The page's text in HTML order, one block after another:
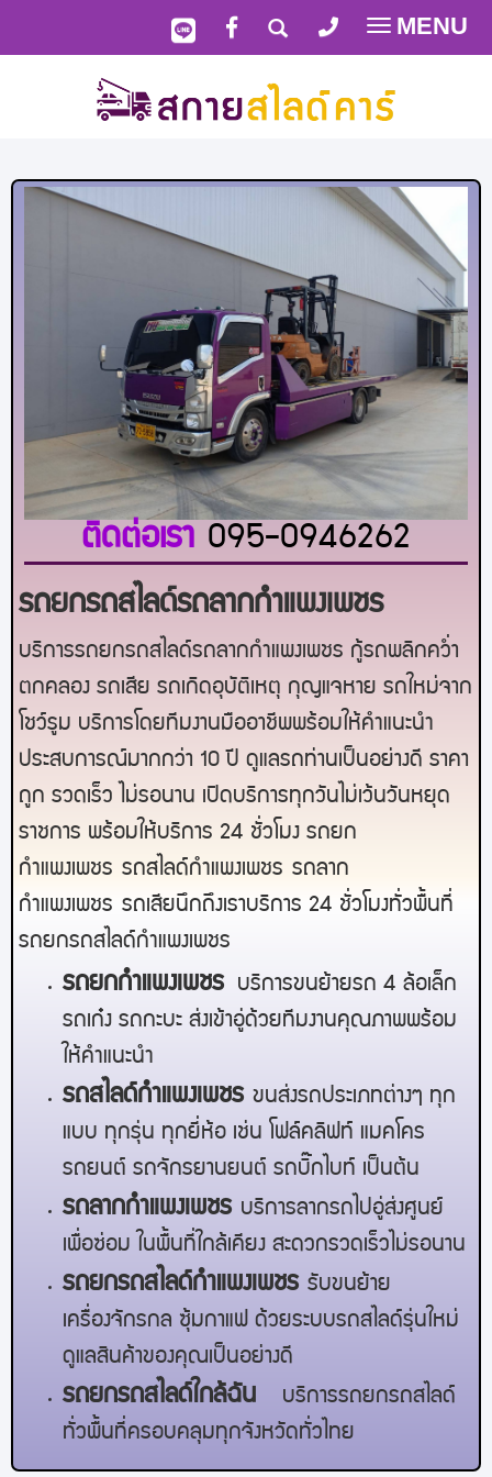
Toggle
MENU
ติดต่อเรา 095-0946262
รถยกรถสไลด์รถลากกำแพงเพชร
บริการรถยกรถสไลด์รถลากกำแพงเพชร กู้รถพลิกคว่ำ
ตกคลอง รถเสีย รถเกิดอุบัติเหตุ กุญแจหาย รถใหม่จาก
โชว์รูม บริการโดยทีมงานมืออาชีพพร้อมให้คำแนะนำ
ประสบการณ์มากกว่า 10 ปี ดูแลรถท่านเป็นอย่างดี ราคา
ถูก รวดเร็ว ไม่รอนาน เปิดบริการทุกวันไม่เว้นวันหยุด
ราชการ พร้อมให้บริการ 24 ชั่วโมง รถยก
กำแพงเพชร รถสไลด์กำแพงเพชร รถลาก
กำแพงเพชร รถเสียนึกถึงเราบริการ 24 ชั่วโมงทั่วพื้นที่
รถยกรถสไลด์กำแพงเพชร
รถยกกำแพงเพชร
บริการขนย้ายรถ 4 ล้อเล็ก
รถเก๋ง รถกะบะ ส่งเข้าอู่ด้วยทีมงานคุณภาพพร้อม
ให้คำแนะนำ
รถสไลด์กำแพงเพชร ขนส่งรถประเภทต่างๆ ทุก
แบบ ทุกรุ่น ทุกยี่ห้อ เช่น โฟล์คลิฟท์ แมคโคร
รถยนต์ รถจักรยานยนต์ รถบิ๊กไบท์ เป็นต้น
รถลากกำแพงเพชร บริการลากรถไปอู่ส่งศูนย์
เพื่อซ่อม ในพื้นที่ใกล้เคียง สะดวกรวดเร็วไม่รอนาน
รถยกรถสไลด์กำแพงเพชร รับขนย้าย
เครื่องจักรกล ซุ้มกาแฟ ด้วยระบบรถสไลด์รุ่นใหม่
ดูแลสินค้าของคุณเป็นอย่างดี
รถยกรถสไลด์ใกล้ฉัน
บริการรถยกรถสไลด์
ทั่วพื้นที่ครอบคลุมทุกจังหวัดทั่วไทย